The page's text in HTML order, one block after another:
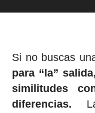
Si no buscas
para “la”
similitudes
diferencias.